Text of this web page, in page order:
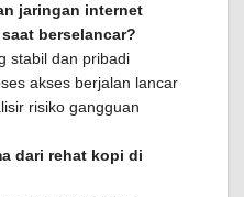
jaringan internet
berselancar?
stabil dan pribadi
akses berjalan lancar
risiko gangguan
dari rehat kopi di